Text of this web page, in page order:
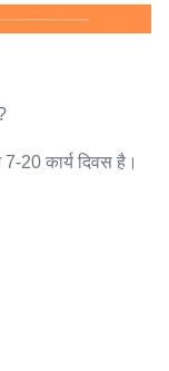
20 कार्य दिवस है।